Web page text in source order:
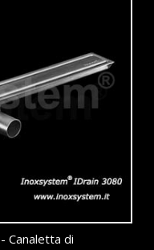
Canaletta di